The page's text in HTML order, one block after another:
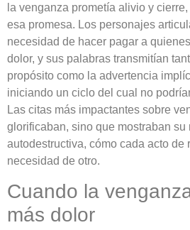
la venganza prometía alivio y
esa promesa. Los personajes
necesidad de hacer pagar a
dolor, y sus palabras transmitían
propósito como la advertencia
iniciando un ciclo del cual no
Las citas más impactantes sobre
glorificaban, sino que mostraban
autodestructiva, cómo cada acto de
necesidad de otro.
Cuando la
más dolor